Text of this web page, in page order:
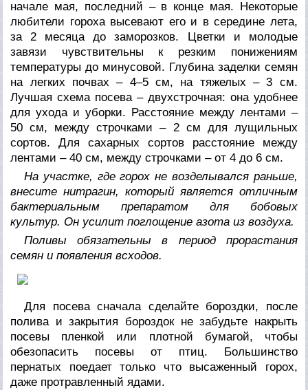
начале мая, последний – в конце мая. Некоторые
любители гороха высевают его и в середине лета,
за 2 месяца до заморозков. Цветки и молодые
завязи чувствительны к резким понижениям
температуры до минусовой. Глубина заделки семян
на легких почвах – 4–5 см, на тяжелых – 3 см.
Лучшая схема посева – двухстрочная: она удобнее
для ухода и уборки. Расстояние между лентами –
50 см, между строчками – 2 см для лущильных
сортов. Для сахарных сортов расстояние между
лентами – 40 см, между строчками – от 4 до 6 см.
На участке, где горох не возделывался раньше,
внесите нитрагин, который является отличным
бактериальным препаратом для бобовых
культур. Он усилит поглощение азота из воздуха.
Поливы обязательны в период прорастания
семян и появления всходов.
Для посева сначала сделайте бороздки, после
полива и закрытия бороздок не забудьте накрыть
посевы пленкой или плотной бумагой, чтобы
обезопасить посевы от птиц. Большинство
пернатых поедает только что высаженный горох,
даже протравленный ядами.